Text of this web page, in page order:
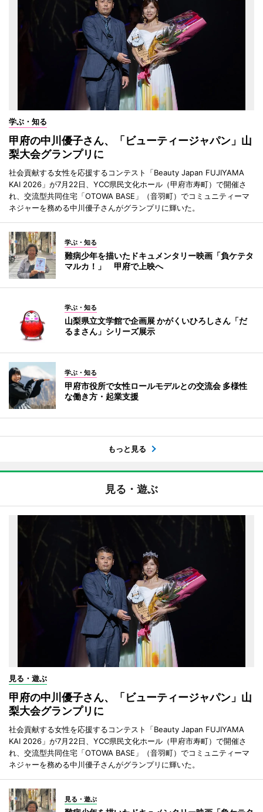
学ぶ・知る
甲府の中川優子さん、「ビューティージャパン」山
梨大会グランプリに
社会貢献する女性を応援するコンテスト「Beauty Japan FUJIYAMA
KAI 2026」が7月22日、YCC県民文化ホール（甲府市寿町）で開催さ
れ、交流型共同住宅「OTOWA BASE」（音羽町）でコミュニティーマ
ネジャーを務める中川優子さんがグランプリに輝いた。
学ぶ・知る
難病少年を描いたドキュメンタリー映画「負ケテタ
マルカ！」 甲府で上映へ
学ぶ・知る
山梨県立文学館で企画展 かがくいひろしさん「だ
るまさん」シリーズ展示
学ぶ・知る
甲府市役所で女性ロールモデルとの交流会 多様性
な働き方・起業支援
もっと見る
見る・遊ぶ
見る・遊ぶ
甲府の中川優子さん、「ビューティージャパン」山
梨大会グランプリに
社会貢献する女性を応援するコンテスト「Beauty Japan FUJIYAMA
KAI 2026」が7月22日、YCC県民文化ホール（甲府市寿町）で開催さ
れ、交流型共同住宅「OTOWA BASE」（音羽町）でコミュニティーマ
ネジャーを務める中川優子さんがグランプリに輝いた。
見る・遊ぶ